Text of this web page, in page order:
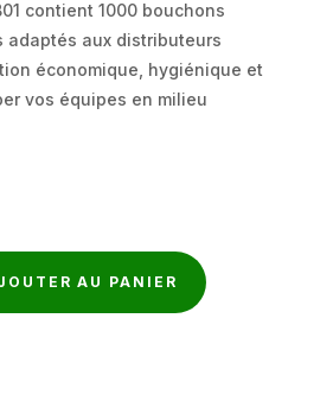
contient 1000 bouchons
adaptés aux distributeurs
économique, hygiénique et
vos équipes en milieu
AU PANIER